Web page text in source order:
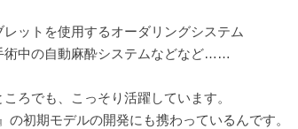
ットを使用するオーダリングシステム
術中の自動麻酔システムなどなど……
ろでも、こっそり活躍しています。
初期モデルの開発にも携わっているんです。